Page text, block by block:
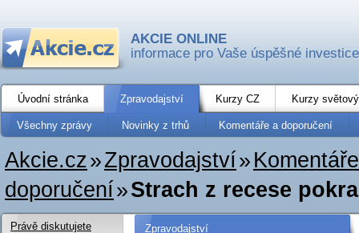
AKCIE ONLINE
informace pro Vaše úspěšné investice
Úvodní stránka Zpravodajství Kurzy CZ Kurzy
Všechny zprávy Novinky z trhů Komentáře a doporučení
Akcie.cz»Zpravodajství»
doporučení»Strach z recese
Zpravodajství
Právě diskutujete